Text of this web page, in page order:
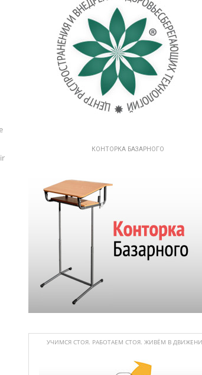
КОНТОРКА БАЗАРНОГО
УЧИМСЯ СТОЯ. РАБОТАЕМ СТОЯ. ЖИВЁМ В